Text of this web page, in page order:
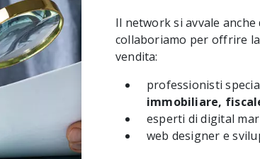
Il network si avvale anche
collaboriamo per offrire
vendita:
professionisti
immobiliare,
esperti di digital
web designer e